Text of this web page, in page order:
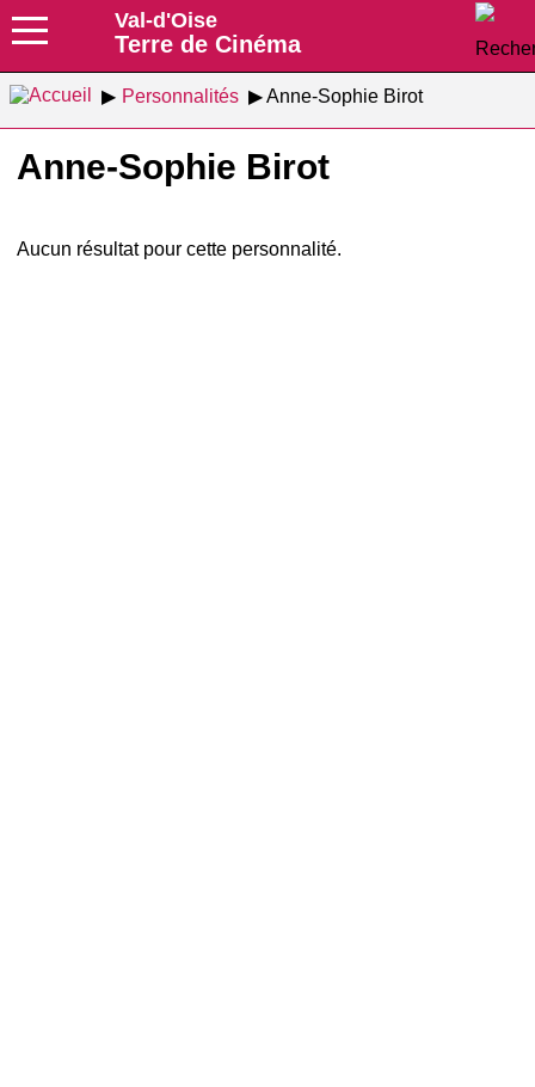
Val-d'Oise
Terre de Cinéma
Personnalités Anne-Sophie Birot
Anne-Sophie Birot
Aucun résultat pour cette personnalité.